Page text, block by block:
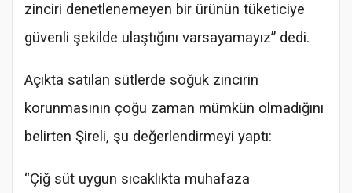
zinciri denetlenemeyen bir ürünün tüketiciye
güvenli şekilde ulaştığını varsayamayız” dedi.
Açıkta satılan sütlerde soğuk zincirin
korunmasının çoğu zaman mümkün olmadığını
belirten Şireli, şu değerlendirmeyi yaptı:
“Çiğ süt uygun sıcaklıkta muhafaza